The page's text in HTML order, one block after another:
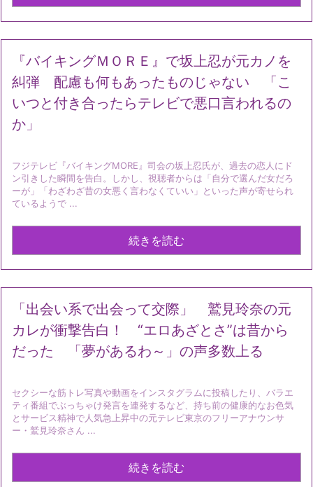
『バイキングＭＯＲＥ』で坂上忍が元カノを
糾弾 配慮も何もあったものじゃない 「こ
いつと付き合ったらテレビで悪口言われるの
か」
フジテレビ『バイキングMORE』司会の坂上忍氏が、過去の恋人にド
ン引きした瞬間を告白。しかし、視聴者からは「自分で選んだ女だろ
ーが」「わざわざ昔の女悪く言わなくていい」といった声が寄せられ
ているようで ...
続きを読む
「出会い系で出会って交際」 鷲見玲奈の元
カレが衝撃告白！ “エロあざとさ”は昔から
だった 「夢があるわ～」の声多数上る
セクシーな筋トレ写真や動画をインスタグラムに投稿したり、バラエ
ティ番組でぶっちゃけ発言を連発するなど、持ち前の健康的なお色気
とサービス精神で人気急上昇中の元テレビ東京のフリーアナウンサ
ー・鷲見玲奈さん ...
続きを読む